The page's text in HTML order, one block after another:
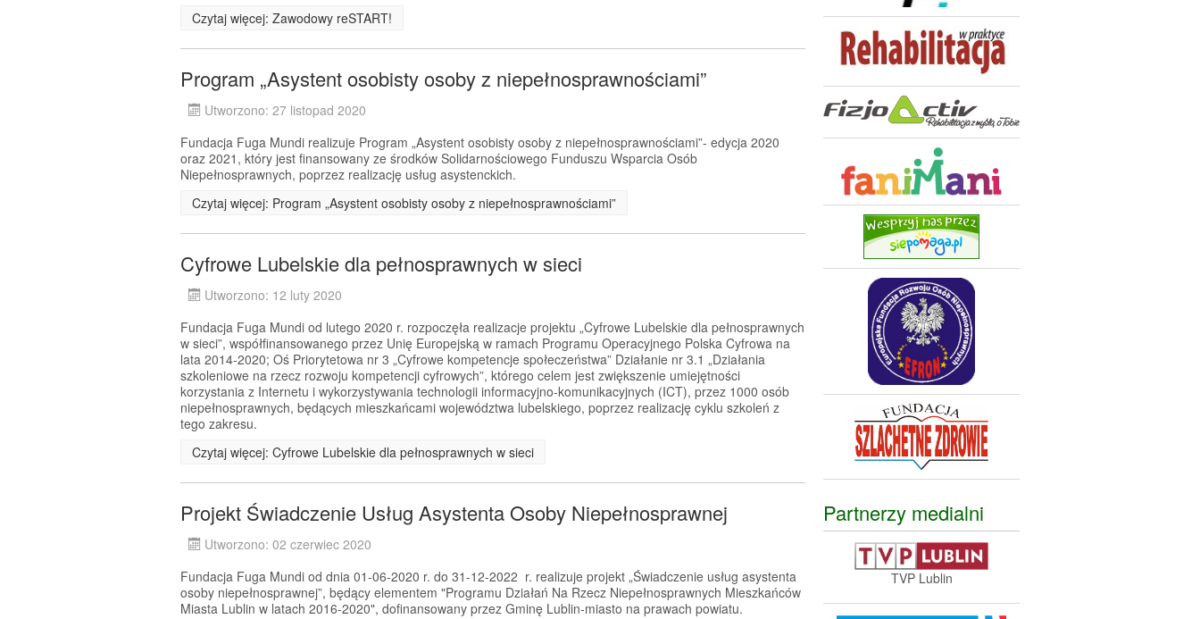
Czytaj więcej: Zawodowy reSTART!
Program „Asystent osobisty osoby z niepełnosprawnościami”
Utworzono: 27 listopad 2020
Fundacja Fuga Mundi realizuje Program „Asystent osobisty osoby z niepełnosprawnościami”- edycja 2020
oraz 2021, który jest finansowany ze środków Solidarnościowego Funduszu Wsparcia Osób
Niepełnosprawnych, poprzez realizację usług asystenckich.
Czytaj więcej: Program „Asystent osobisty osoby z niepełnosprawnościami”
Cyfrowe Lubelskie dla pełnosprawnych w sieci
Utworzono: 12 luty 2020
Fundacja Fuga Mundi od lutego 2020 r. rozpoczęła realizacje projektu „Cyfrowe Lubelskie dla pełnosprawnych
w sieci”, współfinansowanego przez Unię Europejską w ramach Programu Operacyjnego Polska Cyfrowa na
lata 2014-2020; Oś Priorytetowa nr 3 „Cyfrowe kompetencje społeczeństwa” Działanie nr 3.1 „Działania
szkoleniowe na rzecz rozwoju kompetencji cyfrowych”, którego celem jest zwiększenie umiejętności
korzystania z Internetu i wykorzystywania technologii informacyjno-komunikacyjnych (ICT), przez 1000 osób
niepełnosprawnych, będących mieszkańcami województwa lubelskiego, poprzez realizację cyklu szkoleń z
tego zakresu.
Czytaj więcej: Cyfrowe Lubelskie dla pełnosprawnych w sieci
Projekt Świadczenie Usług Asystenta Osoby Niepełnosprawnej
Utworzono: 02 czerwiec 2020
Fundacja Fuga Mundi od dnia 01-06-2020 r. do 31-12-2022 r. realizuje projekt „Świadczenie usług asystenta
osoby niepełnosprawnej”, będący elementem "Programu Działań Na Rzecz Niepełnosprawnych Mieszkańców
Miasta Lublin w latach 2016-2020", dofinansowany przez Gminę Lublin-miasto na prawach powiatu.
Partnerzy medialni
TVP Lublin